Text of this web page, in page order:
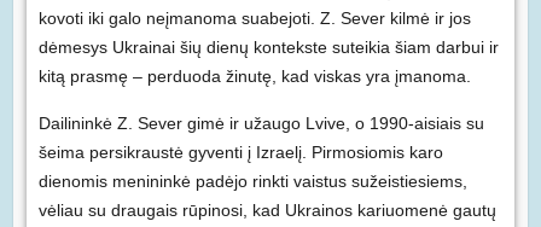
kovoti iki galo neįmanoma suabejoti. Z. Sever kilmė ir jos
dėmesys Ukrainai šių dienų kontekste suteikia šiam darbui ir
kitą prasmę – perduoda žinutę, kad viskas yra įmanoma.
Dailininkė Z. Sever gimė ir užaugo Lvive, o 1990-aisiais su
šeima persikraustė gyventi į Izraelį. Pirmosiomis karo
dienomis menininkė padėjo rinkti vaistus sužeistiesiems,
vėliau su draugais rūpinosi, kad Ukrainos kariuomenė gautų